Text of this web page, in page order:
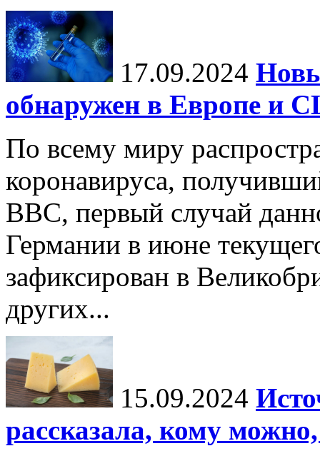
17.09.2024
обнаружен в Европе и
По всему миру
коронавируса,
BBC, первый случай
Германии в июне
зафиксирован в
других...
15.09.2024
рассказала, кому